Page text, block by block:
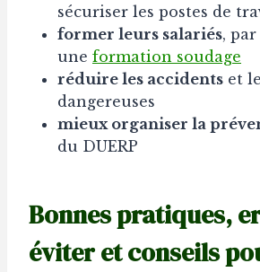
sécuriser les postes de
former leurs salariés,
une formation soudage
réduire les accidents et
dangereuses
mieux organiser la
du DUERP
Bonnes pratiques,
éviter et conseils